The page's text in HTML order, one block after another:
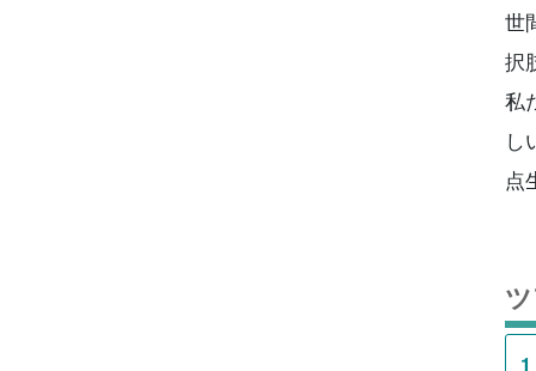
世
択
私
し
点